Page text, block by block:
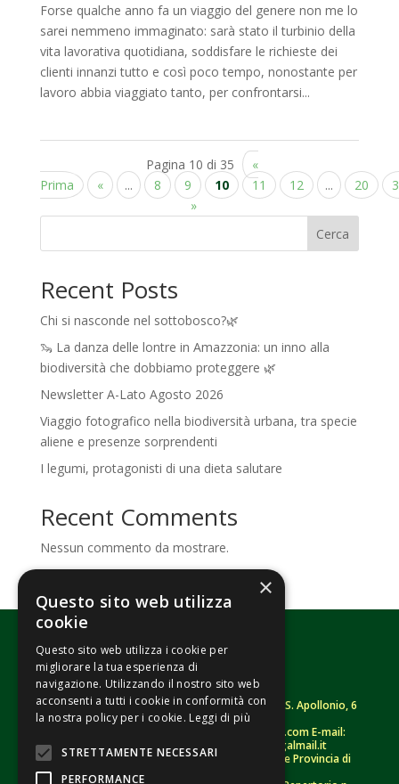
Forse qualche anno fa un viaggio del genere non me lo
sarei nemmeno immaginato: sarà stato il turbinio della
vita lavorativa quotidiana, soddisfare le richieste dei
clienti innanzi tutto e così poco tempo, nonostante per
lavoro abbia viaggiato tanto, per confrontarsi...
Pagina 10 di 35
«
Prima
« ... 8 9 10 11 12 ... 20
»
Cerca
Recent Posts
Chi si nasconde nel sottobosco?🌿
🦦 La danza delle lontre in Amazzonia: un inno alla
biodiversità che dobbiamo proteggere 🌿
Newsletter A-Lato Agosto 2026
Viaggio fotografico nella biodiversità urbana, tra specie
aliene e presenze sorprendenti
I legumi, protagonisti di una dieta salutare
Recent Comments
Nessun commento da mostrare.
Fondazione Senza Frontiere – ETS |Strada S. Apollonio, 6
– 46042 Castel Goffredo (MN)
– Sito: www.senzafrontiere.com E-mail:
tenuapol@gmail.com– Pec:tenuapol@legalmail.it
C. F. 90008460207 – Registro persone giuridiche Provincia di
Mantova n. 243 (sospeso)
×
Questo sito web utilizza
cookie
Questo sito web utilizza i cookie per
migliorare la tua esperienza di
navigazione. Utilizzando il nostro sito web
acconsenti a tutti i cookie in conformità con
la nostra policy per i cookie. Leggi di più
STRETTAMENTE NECESSARI
PERFORMANCE